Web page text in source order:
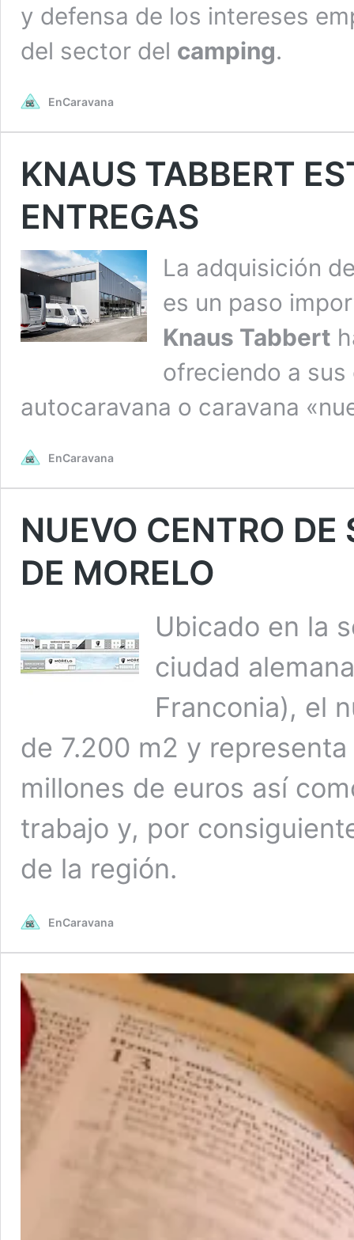
y defensa de los intereses
del sector del camping.
EnCaravana
KNAUS TABBERT
ENTREGAS
La adquisición
es un paso
Knaus Tabbert
ofreciendo a
autocaravana o caravana
EnCaravana
NUEVO CENTRO
DE MORELO
Ubicado en la
ciudad
Franconia), el
de 7.200 m2 y
millones de euros así
trabajo y, por
de la región.
EnCaravana